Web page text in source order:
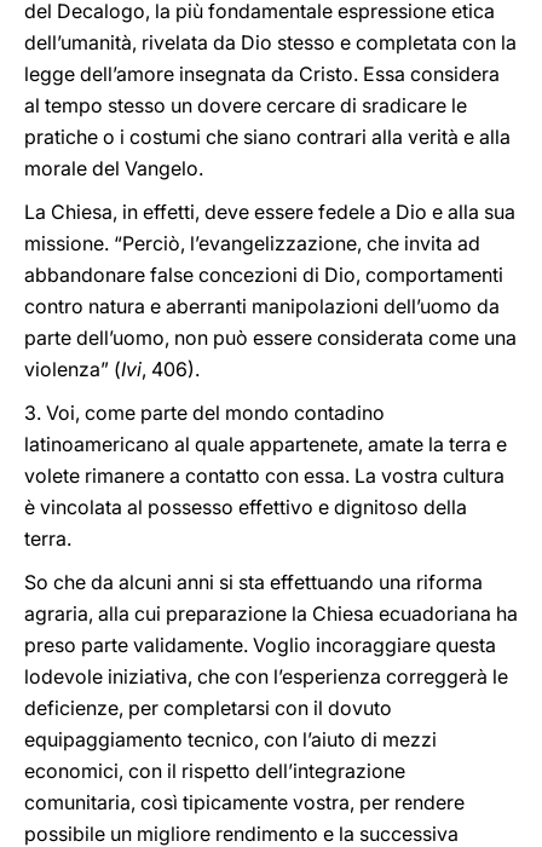
del Decalogo, la più fondamentale espressione etica
dell’umanità, rivelata da Dio stesso e completata con la
legge dell’amore insegnata da Cristo. Essa considera
al tempo stesso un dovere cercare di sradicare le
pratiche o i costumi che siano contrari alla verità e alla
morale del Vangelo.
La Chiesa, in effetti, deve essere fedele a Dio e alla sua
missione. “Perciò, l’evangelizzazione, che invita ad
abbandonare false concezioni di Dio, comportamenti
contro natura e aberranti manipolazioni dell’uomo da
parte dell’uomo, non può essere considerata come una
violenza” (Ivi, 406).
3. Voi, come parte del mondo contadino
latinoamericano al quale appartenete, amate la terra e
volete rimanere a contatto con essa. La vostra cultura
è vincolata al possesso effettivo e dignitoso della
terra.
So che da alcuni anni si sta effettuando una riforma
agraria, alla cui preparazione la Chiesa ecuadoriana ha
preso parte validamente. Voglio incoraggiare questa
lodevole iniziativa, che con l’esperienza correggerà le
deficienze, per completarsi con il dovuto
equipaggiamento tecnico, con l’aiuto di mezzi
economici, con il rispetto dell’integrazione
comunitaria, così tipicamente vostra, per rendere
possibile un migliore rendimento e la successiva